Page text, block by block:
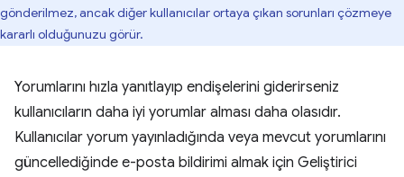
gönderilmez, ancak diğer kullanıcılar ortaya çıkan sorunları çözmeye
kararlı olduğunuzu görür.
Yorumlarını hızla yanıtlayıp endişelerini giderirseniz
kullanıcıların daha iyi yorumlar alması daha olasıdır.
Kullanıcılar yorum yayınladığında veya mevcut yorumlarını
güncellediğinde e-posta bildirimi almak için Geliştirici